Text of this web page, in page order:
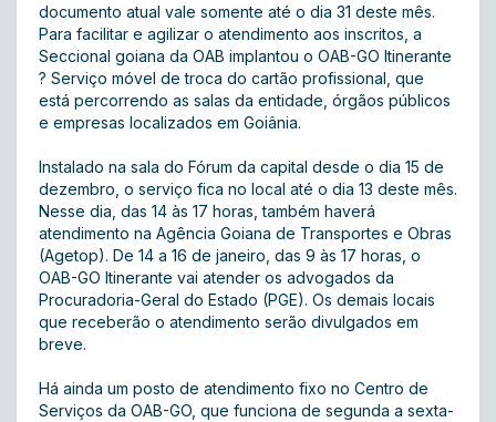
documento atual vale somente até o dia 31 deste mês.
Para facilitar e agilizar o atendimento aos inscritos, a
Seccional goiana da OAB implantou o OAB-GO Itinerante
? Serviço móvel de troca do cartão profissional, que
está percorrendo as salas da entidade, órgãos públicos
e empresas localizados em Goiânia.
Instalado na sala do Fórum da capital desde o dia 15 de
dezembro, o serviço fica no local até o dia 13 deste mês.
Nesse dia, das 14 às 17 horas, também haverá
atendimento na Agência Goiana de Transportes e Obras
(Agetop). De 14 a 16 de janeiro, das 9 às 17 horas, o
OAB-GO Itinerante vai atender os advogados da
Procuradoria-Geral do Estado (PGE). Os demais locais
que receberão o atendimento serão divulgados em
breve.
Há ainda um posto de atendimento fixo no Centro de
Serviços da OAB-GO, que funciona de segunda a sexta-